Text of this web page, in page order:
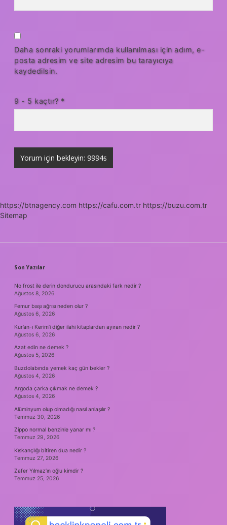
Daha sonraki yorumlarımda kullanılması için adım, e-
posta adresim ve site adresim bu tarayıcıya
kaydedilsin.
9 - 5 kaçtır? *
https://btnagency.com https://cafu.com.tr https://buzu.com.tr
Sitemap
SIDEBAR
Son Yazılar
No frost ile derin dondurucu arasındaki fark nedir ?
Ağustos 8, 2026
Femur başı ağrısı neden olur ?
Ağustos 6, 2026
Kur’an-ı Kerim’i diğer ilahi kitaplardan ayıran nedir ?
Ağustos 6, 2026
Azat edin ne demek ?
Ağustos 5, 2026
Buzdolabında yemek kaç gün bekler ?
Ağustos 4, 2026
Argoda çarka çıkmak ne demek ?
Ağustos 4, 2026
Alüminyum olup olmadığı nasıl anlaşılır ?
Temmuz 30, 2026
Zippo normal benzinle yanar mı ?
Temmuz 29, 2026
Kıskançlığı bitiren dua nedir ?
Temmuz 27, 2026
Zafer Yılmaz’ın oğlu kimdir ?
Temmuz 25, 2026